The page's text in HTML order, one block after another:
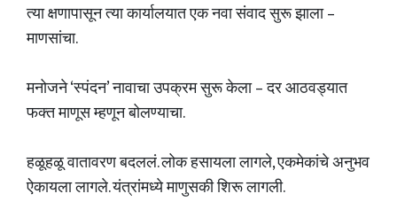
त्या क्षणापासून त्या कार्यालयात एक नवा संवाद सुरू झाला –
माणसांचा.
मनोजने ‘स्पंदन’ नावाचा उपक्रम सुरू केला – दर आठवड्यात
फक्त माणूस म्हणून बोलण्याचा.
हळूहळू वातावरण बदललं. लोक हसायला लागले, एकमेकांचे अनुभव
ऐकायला लागले. यंत्रांमध्ये माणुसकी शिरू लागली.